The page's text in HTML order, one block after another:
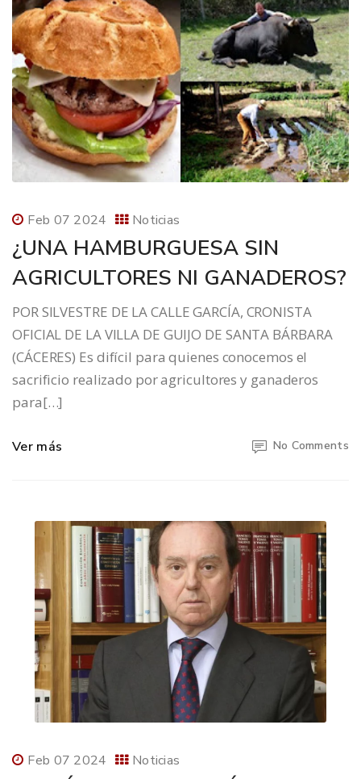
Feb 07 2024 Noticias
¿UNA HAMBURGUESA SIN
AGRICULTORES NI GANADEROS?
POR SILVESTRE DE LA CALLE GARCÍA, CRONISTA
OFICIAL DE LA VILLA DE GUIJO DE SANTA BÁRBARA
(CÁCERES) Es difícil para quienes conocemos el
sacrificio realizado por agricultores y ganaderos
para[…]
Ver más No Comments
Feb 07 2024 Noticias